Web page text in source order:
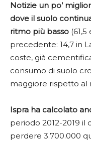
Notizie un po’
dove il suolo
ritmo più basso
precedente: 14,7 in
coste, già
consumo di suolo
maggiore rispetto al
Ispra ha calcolato
periodo 2012-2019 il
perdere 3.700.000